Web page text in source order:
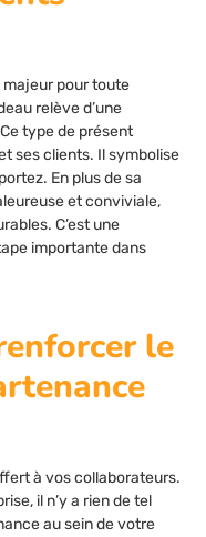
majeur pour toute
relève d’une
type de présent
ses clients. Il symbolise
En plus de sa
et conviviale,
C’est une
importante dans
le
à vos collaborateurs.
il n’y a rien de tel
au sein de votre